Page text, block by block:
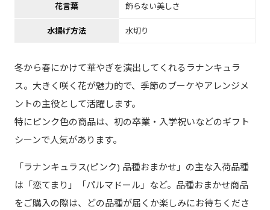
花言葉 飾らない美しさ
水揚げ方法 水切り
冬から春にかけて華やぎを演出してくれるラナンキュラ
ス。大きく咲く花が魅力的で、季節のブーケやアレンジメ
ントの主役として活躍します。
特にピンク色の商品は、初の卒業・入学祝いなどのギフト
シーンで人気があります。
「ラナンキュラス(ピンク) 品種おまかせ」の主な入荷品種
は「恋てまり」「パルマドール」など。品種おまかせ商品
をご購入の際は、どの品種が届くか楽しみにお待ちくださ